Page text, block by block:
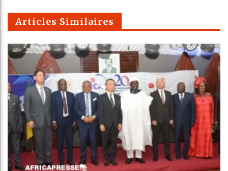
m
Articles Similaires